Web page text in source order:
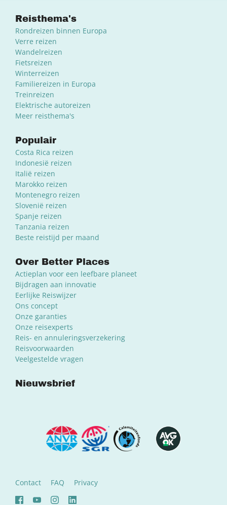
Reisthema's
Rondreizen binnen Europa
Verre reizen
Wandelreizen
Fietsreizen
Winterreizen
Familiereizen in Europa
Treinreizen
Elektrische autoreizen
Meer reisthema's
Populair
Costa Rica reizen
Indonesië reizen
Italië reizen
Marokko reizen
Montenegro reizen
Slovenië reizen
Spanje reizen
Tanzania reizen
Beste reistijd per maand
Over Better Places
Actieplan voor een leefbare planeet
Bijdragen aan innovatie
Eerlijke Reiswijzer
Ons concept
Onze garanties
Onze reisexperts
Reis- en annuleringsverzekering
Reisvoorwaarden
Veelgestelde vragen
Nieuwsbrief
Contact FAQ Privacy